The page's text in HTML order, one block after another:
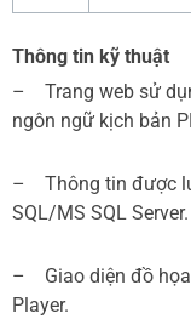
Thông tin kỹ thuật
– Trang web sử
ngôn ngữ kịch bản
– Thông tin được
SQL/MS SQL Server.
– Giao diện đồ
Player.